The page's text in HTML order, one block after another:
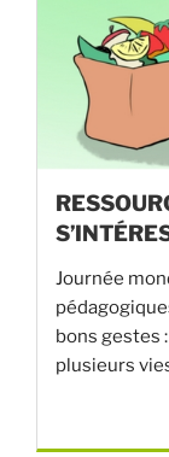
Journée
bons gestes
plusieurs